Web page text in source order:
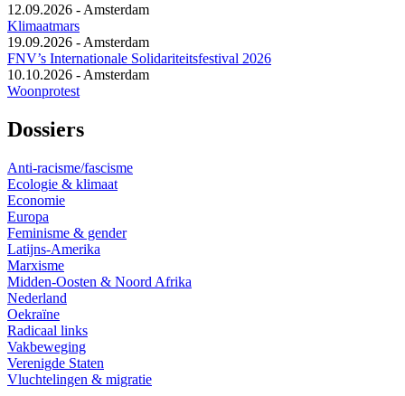
12.09.2026 - Amsterdam
Klimaatmars
19.09.2026 - Amsterdam
FNV’s Internationale Solidariteitsfestival 2026
10.10.2026 - Amsterdam
Woonprotest
Dossiers
Anti-racisme/fascisme
Ecologie & klimaat
Economie
Europa
Feminisme & gender
Latijns-Amerika
Marxisme
Midden-Oosten & Noord Afrika
Nederland
Oekraïne
Radicaal links
Vakbeweging
Verenigde Staten
Vluchtelingen & migratie